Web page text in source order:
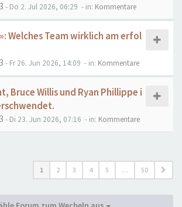
- Do 2. Jul 2026, 06:29 - in: Kommentare
Welches Team wirklich am erfol
- Fr 26. Jun 2026, 14:09 - in: Kommentare
Bruce Willis und Ryan Phillippe i
- Di 23. Jun 2026, 07:16 - in: Kommentare
1 2 3 4 5 … 50